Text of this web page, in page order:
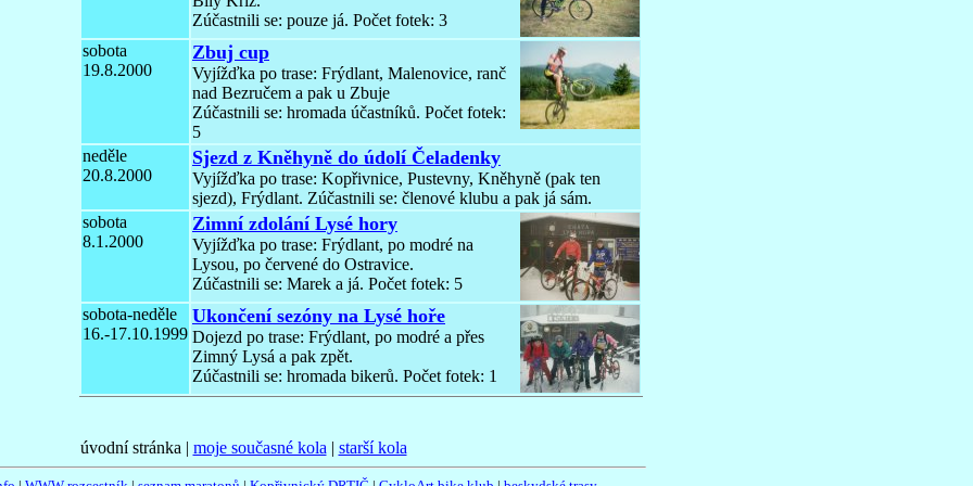
Zúčastnili se: pouze já. Počet fotek: 3
sobota
19.8.2000
Zbuj cup
Vyjížďka po trase: Frýdlant, Malenovice, ranč
nad Bezručem a pak u Zbuje
Zúčastnili se: hromada účastníků. Počet fotek:
5
neděle
20.8.2000
Sjezd z Kněhyně do údolí Čeladenky
Vyjížďka po trase: Kopřivnice, Pustevny, Kněhyně (pak ten
sjezd), Frýdlant. Zúčastnili se: členové klubu a pak já sám.
sobota
8.1.2000
Zimní zdolání Lysé hory
Vyjížďka po trase: Frýdlant, po modré na
Lysou, po červené do Ostravice.
Zúčastnili se: Marek a já. Počet fotek: 5
sobota-neděle
16.-17.10.1999
Ukončení sezóny na Lysé hoře
Dojezd po trase: Frýdlant, po modré a přes
Zimný Lysá a pak zpět.
Zúčastnili se: hromada bikerů. Počet fotek: 1
úvodní stránka | moje současné kola | starší kola